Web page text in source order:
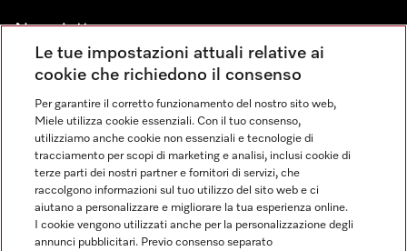
Newsletter
Linguaggio
ITALIANO
Le tue impostazioni attuali relative ai
cookie che richiedono il consenso
Per garantire il corretto funzionamento del nostro sito web,
Miele utilizza cookie essenziali. Con il tuo consenso,
utilizziamo anche cookie non essenziali e tecnologie di
tracciamento per scopi di marketing e analisi, inclusi cookie di
terze parti dei nostri partner e fornitori di servizi, che
raccolgono informazioni sul tuo utilizzo del sito web e ci
aiutano a personalizzare e migliorare la tua esperienza online.
I cookie vengono utilizzati anche per la personalizzazione degli
annunci pubblicitari. Previo consenso separato